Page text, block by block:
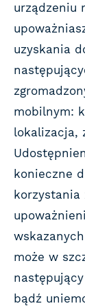
urządzeniu
uzyskania
mobilnym:
lokalizacja,
konieczne
korzystania
może w
bądź